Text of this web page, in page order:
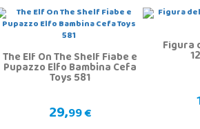
The Elf On The Shelf Fiabe e
Pupazzo Elfo Bambina Cefa
Toys 581
29,99 €
Figura